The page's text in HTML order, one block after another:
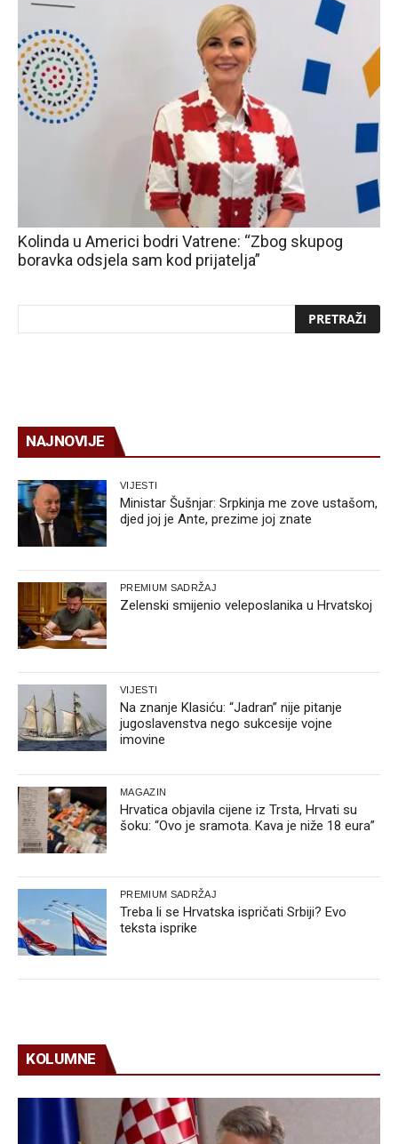
Kolinda u Americi bodri Vatrene: “Zbog skupog
boravka odsjela sam kod prijatelja”
NAJNOVIJE
VIJESTI
Ministar Šušnjar: Srpkinja me zove ustašom,
djed joj je Ante, prezime joj znate
PREMIUM SADRŽAJ
Zelenski smijenio veleposlanika u Hrvatskoj
VIJESTI
Na znanje Klasiću: “Jadran” nije pitanje
jugoslavenstva nego sukcesije vojne
imovine
MAGAZIN
Hrvatica objavila cijene iz Trsta, Hrvati su
šoku: “Ovo je sramota. Kava je niže 18 eura”
PREMIUM SADRŽAJ
Treba li se Hrvatska ispričati Srbiji? Evo
teksta isprike
KOLUMNE